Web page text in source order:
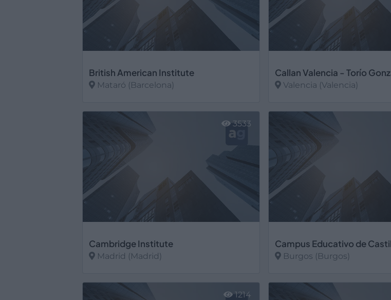
British American Institute
Mataró (Barcelona)
Callan Valencia - Torío
Valencia (Valencia)
Cambridge Institute
Madrid (Madrid)
3533
Campus Educativo de
Burgos (Burgos)
1214